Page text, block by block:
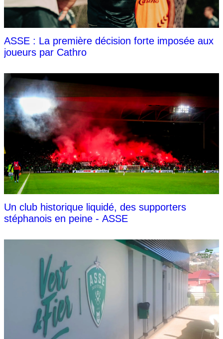
ASSE : La première décision forte imposée aux
joueurs par Cathro
Un club historique liquidé, des supporters
stéphanois en peine - ASSE